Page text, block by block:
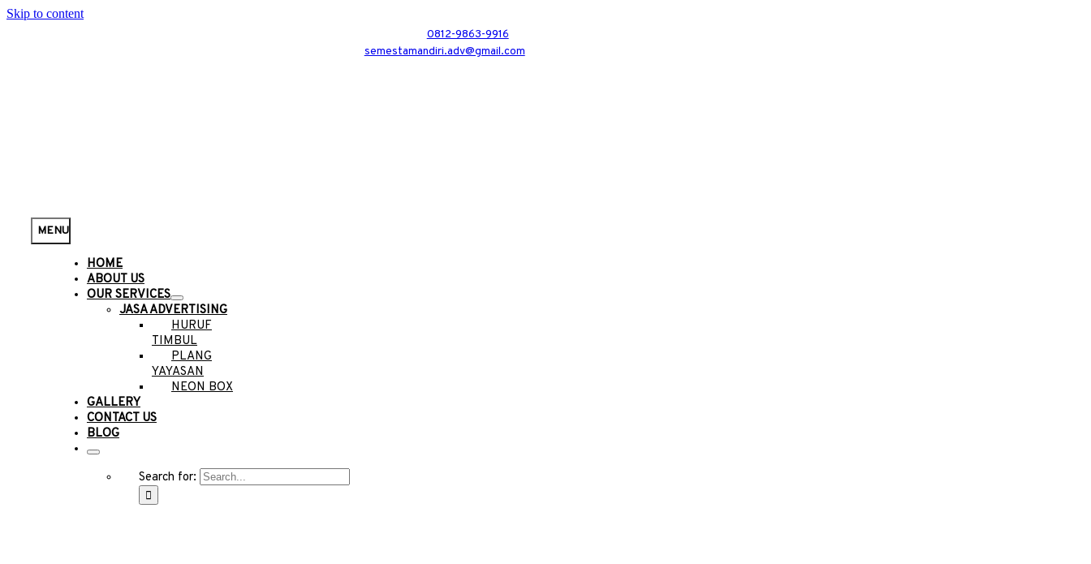
Skip to content
0812-9863-9916
semestamandiri.adv@gmail.com
MENU
HOME
ABOUT US
OUR SERVICES
JASA ADVERTISING
HURUF
TIMBUL
PLANG
YAYASAN
NEON BOX
GALLERY
CONTACT US
BLOG
Search for: